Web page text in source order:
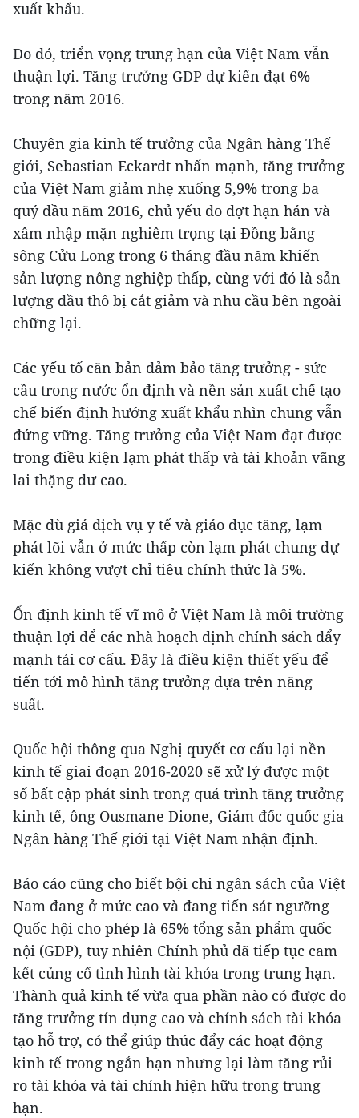
xuất khẩu.
Do đó, triển vọng trung hạn của Việt Nam vẫn
thuận lợi. Tăng trưởng GDP dự kiến đạt 6%
trong năm 2016.
Chuyên gia kinh tế trưởng của Ngân hàng Thế
giới, Sebastian Eckardt nhấn mạnh, tăng trưởng
của Việt Nam giảm nhẹ xuống 5,9% trong ba
quý đầu năm 2016, chủ yếu do đợt hạn hán và
xâm nhập mặn nghiêm trọng tại Đồng bằng
sông Cửu Long trong 6 tháng đầu năm khiến
sản lượng nông nghiệp thấp, cùng với đó là sản
lượng dầu thô bị cắt giảm và nhu cầu bên ngoài
chững lại.
Các yếu tố căn bản đảm bảo tăng trưởng - sức
cầu trong nước ổn định và nền sản xuất chế tạo
chế biến định hướng xuất khẩu nhìn chung vẫn
đứng vững. Tăng trưởng của Việt Nam đạt được
trong điều kiện lạm phát thấp và tài khoản vãng
lai thặng dư cao.
Mặc dù giá dịch vụ y tế và giáo dục tăng, lạm
phát lõi vẫn ở mức thấp còn lạm phát chung dự
kiến không vượt chỉ tiêu chính thức là 5%.
Ổn định kinh tế vĩ mô ở Việt Nam là môi trường
thuận lợi để các nhà hoạch định chính sách đẩy
mạnh tái cơ cấu. Đây là điều kiện thiết yếu để
tiến tới mô hình tăng trưởng dựa trên năng
suất.
Quốc hội thông qua Nghị quyết cơ cấu lại nền
kinh tế giai đoạn 2016-2020 sẽ xử lý được một
số bất cập phát sinh trong quá trình tăng trưởng
kinh tế, ông Ousmane Dione, Giám đốc quốc gia
Ngân hàng Thế giới tại Việt Nam nhận định.
Báo cáo cũng cho biết bội chi ngân sách của Việt
Nam đang ở mức cao và đang tiến sát ngưỡng
Quốc hội cho phép là 65% tổng sản phẩm quốc
nội (GDP), tuy nhiên Chính phủ đã tiếp tục cam
kết củng cố tình hình tài khóa trong trung hạn.
Thành quả kinh tế vừa qua phần nào có được do
tăng trưởng tín dụng cao và chính sách tài khóa
tạo hỗ trợ, có thể giúp thúc đẩy các hoạt động
kinh tế trong ngắn hạn nhưng lại làm tăng rủi
ro tài khóa và tài chính hiện hữu trong trung
hạn.